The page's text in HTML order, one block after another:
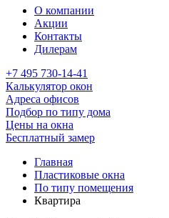
О компании
Акции
Контакты
Дилерам
+7 495 730-14-41
Калькулятор окон
Адреса офисов
Подбор по типу дома
Цены на окна
Бесплатный замер
Главная
Пластиковые окна
По типу помещения
Квартира